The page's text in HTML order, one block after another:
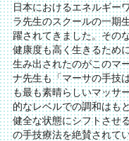
日本におけるエネルギー
ラ先生のスクールの一期
躍されてきました。その
健康度も高く生きるため
生み出されたのがこのマ
ナ先生も「マーサの手技
も最も素晴らしいマッサ
的なレベルでの調和はも
健全な状態にシフトさせ
の手技療法を絶賛されて